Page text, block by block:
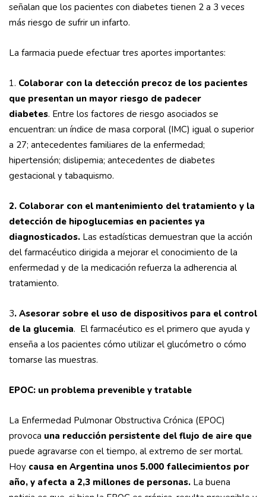
señalan que los pacientes con diabetes tienen 2 a 3 veces
más riesgo de sufrir un infarto.
La farmacia puede efectuar tres aportes importantes:
1. Colaborar con la detección precoz de los pacientes
que presentan un mayor riesgo de padecer
diabetes. Entre los factores de riesgo asociados se
encuentran: un índice de masa corporal (IMC) igual o superior
a 27; antecedentes familiares de la enfermedad;
hipertensión; dislipemia; antecedentes de diabetes
gestacional y tabaquismo.
2. Colaborar con el mantenimiento del tratamiento y la
detección de hipoglucemias en pacientes ya
diagnosticados. Las estadísticas demuestran que la acción
del farmacéutico dirigida a mejorar el conocimiento de la
enfermedad y de la medicación refuerza la adherencia al
tratamiento.
3. Asesorar sobre el uso de dispositivos para el control
de la glucemia. El farmacéutico es el primero que ayuda y
enseña a los pacientes cómo utilizar el glucómetro o cómo
tomarse las muestras.
EPOC: un problema prevenible y tratable
La Enfermedad Pulmonar Obstructiva Crónica (EPOC)
provoca una reducción persistente del flujo de aire que
puede agravarse con el tiempo, al extremo de ser mortal.
Hoy causa en Argentina unos 5.000 fallecimientos por
año, y afecta a 2,3 millones de personas. La buena